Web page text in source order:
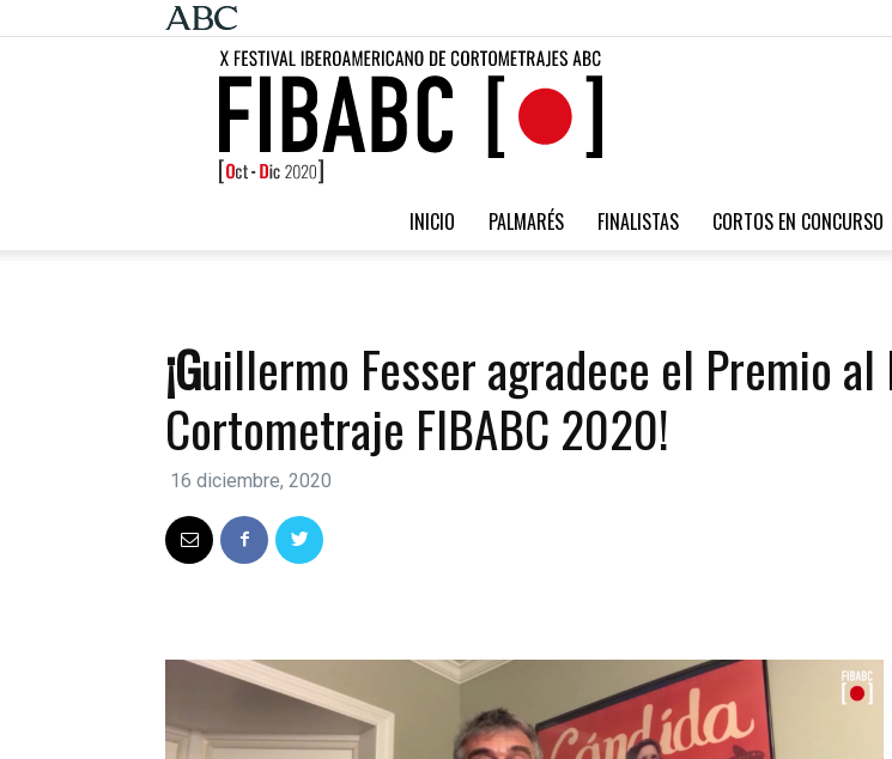
INICIO PALMARÉS FINALISTAS CORTOS EN CONCURSO
¡Guillermo Fesser agradece el Premio al Mejor
Cortometraje FIBABC 2020!
16 diciembre, 2020